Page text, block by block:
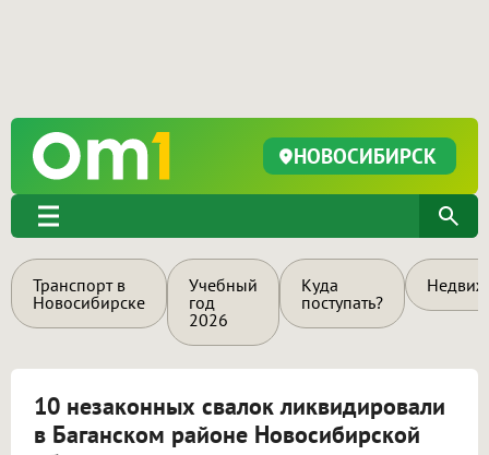
НОВОСИБИРСК
Транспорт в
Новосибирске
Учебный
год
2026
Куда
поступать?
10 незаконных свалок ликвидировали
в Баганском районе Новосибирской